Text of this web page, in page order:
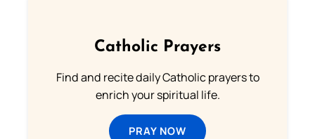
Catholic Prayers
Find and recite daily Catholic prayers to
enrich your spiritual life.
PRAY NOW